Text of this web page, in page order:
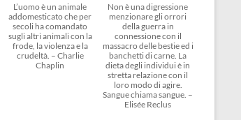
L’uomo è un animale
addomesticato che per
secoli ha comandato
sugli altri animali con la
frode, la violenza e la
crudeltà. – Charlie
Chaplin
Non è una digressione
menzionare gli orrori
della guerra in
connessione con il
massacro delle bestie ed i
banchetti di carne. La
dieta degli individui è in
stretta relazione con il
loro modo di agire.
Sangue chiama sangue. –
Elisée Reclus